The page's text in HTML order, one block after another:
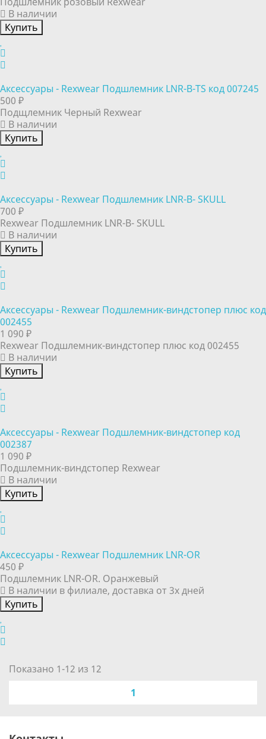
В наличии
Купить
Аксессуары - Rexwear Подшлемник LNR-B-TS код 007245
500 ₽
Подщлемник Черный Rexwear
В наличии
Купить
Аксессуары - Rexwear Подшлемник LNR-B- SKULL
700 ₽
Rexwear Подшлемник LNR-B- SKULL
В наличии
Купить
Аксессуары - Rexwear Подшлемник-виндстопер плюс код
002455
1 090 ₽
Rexwear Подшлемник-виндстопер плюс код 002455
В наличии
Купить
Аксессуары - Rexwear Подшлемник-виндстопер код
002387
1 090 ₽
Подшлемник-виндстопер Rexwear
В наличии
Купить
Аксессуары - Rexwear Подшлемник LNR-OR
450 ₽
Подшлемник LNR-OR. Оранжевый
В наличии в филиале, доставка от 3х дней
Купить
Показано 1-12 из 12
1